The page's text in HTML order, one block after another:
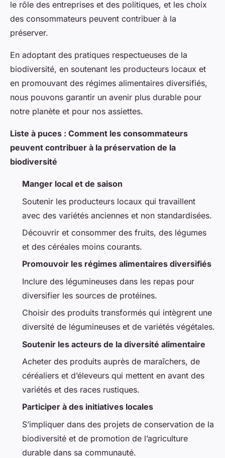
le rôle des entreprises et des politiques, et les choix
des consommateurs peuvent contribuer à la
préserver.
En adoptant des pratiques respectueuses de la
biodiversité, en soutenant les producteurs locaux et
en promouvant des régimes alimentaires diversifiés,
nous pouvons garantir un avenir plus durable pour
notre planète et pour nos assiettes.
Liste à puces : Comment les consommateurs
peuvent contribuer à la préservation de la
biodiversité
Manger local et de saison
Soutenir les producteurs locaux qui travaillent
avec des variétés anciennes et non standardisées.
Découvrir et consommer des fruits, des légumes
et des céréales moins courants.
Promouvoir les régimes alimentaires diversifiés
Inclure des légumineuses dans les repas pour
diversifier les sources de protéines.
Choisir des produits transformés qui intègrent une
diversité de légumineuses et de variétés végétales.
Soutenir les acteurs de la diversité alimentaire
Acheter des produits auprès de maraîchers, de
céréaliers et d’éleveurs qui mettent en avant des
variétés et des races rustiques.
Participer à des initiatives locales
S’impliquer dans des projets de conservation de la
biodiversité et de promotion de l’agriculture
durable dans sa communauté.